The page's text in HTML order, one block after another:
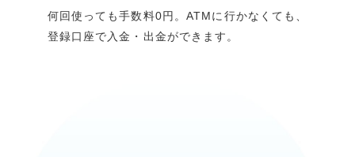
何回使っても手数料0円。ATMに行かなくても、
登録口座で入金・出金ができます。